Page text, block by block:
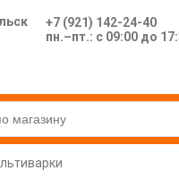
+7 (921) 142-24-40
пн.–пт.: с 09:00 до